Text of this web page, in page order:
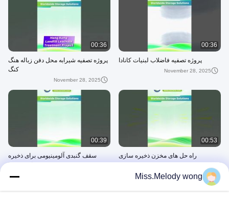
00:36
پروژه تصفیه فاضلاب لبنیات کانادا
November 28, 2025
00:36
پروژه تصفیه شیرابه محل دفن زباله هنگ
کنگ
November 28, 2025
00:53
راه حل های مخزن ذخیره سازی
00:39
سقف گنبدی آلومینیومی برای ذخیره
سازی روغن
Miss.Melody wong